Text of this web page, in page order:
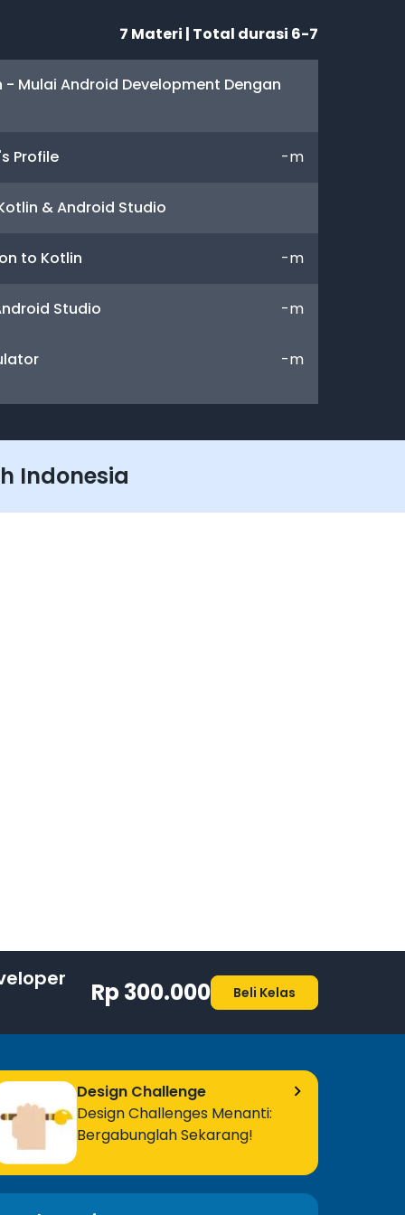
7 Materi | Total durasi 6-7
Mulai Android Development Dengan
Profile -m
& Android Studio
to Kotlin -m
Studio -m
-m
- Part I -m
App
- Part I -m
- Part II
- Part III
Indonesia
Rp 300.000 Beli Kelas
Design Challenge
Design Challenges Menanti:
Bergabunglah Sekarang!